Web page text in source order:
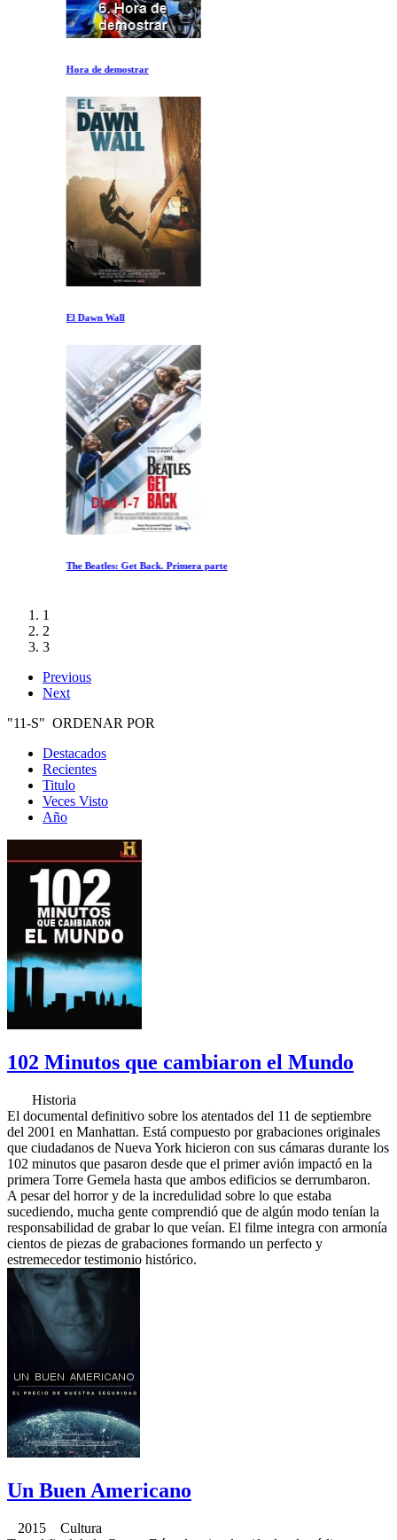
Hora de demostrar
El Dawn Wall
The Beatles: Get Back. Primera parte
1
2
3
Previous
Next
"11-S" ORDENAR POR
Destacados
Recientes
Titulo
Veces Visto
Año
102 Minutos que cambiaron el Mundo
Historia
El documental definitivo sobre los atentados del 11 de septiembre
del 2001 en Manhattan. Está compuesto por grabaciones originales
que ciudadanos de Nueva York hicieron con sus cámaras durante los
102 minutos que pasaron desde que el primer avión impactó en la
primera Torre Gemela hasta que ambos edificios se derrumbaron.
A pesar del horror y de la incredulidad sobre lo que estaba
sucediendo, mucha gente comprendió que de algún modo tenían la
responsabilidad de grabar lo que veían. El filme integra con armonía
cientos de piezas de grabaciones formando un perfecto y
estremecedor testimonio histórico.
Un Buen Americano
2015 Cultura